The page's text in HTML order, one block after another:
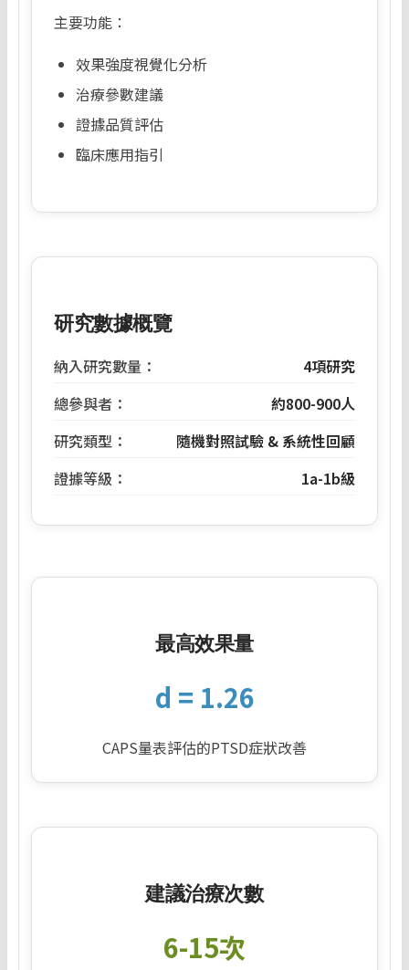
主要功能：
效果強度視覺化分析
治療參數建議
證據品質評估
臨床應用指引
研究數據概覽
納入研究數量：
4項研究
總參與者：
約800-900人
研究類型：
隨機對照試驗 & 系統性回顧
證據等級：
1a-1b級
最高效果量
d = 1.26
CAPS量表評估的PTSD症狀改善
建議治療次數
6-15次